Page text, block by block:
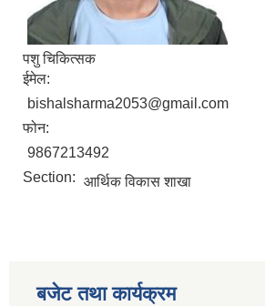
पशु चिकित्सक
ईमेल:
bishalsharma2053@gmail.com
फोन:
9867213492
Section: आर्थिक विकास शाखा
बजेट तथा कार्यक्रम